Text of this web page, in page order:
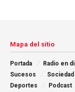
Mapa del sitio
Portada Radio en
Sucesos
Sociedad
Deportes
Podcast